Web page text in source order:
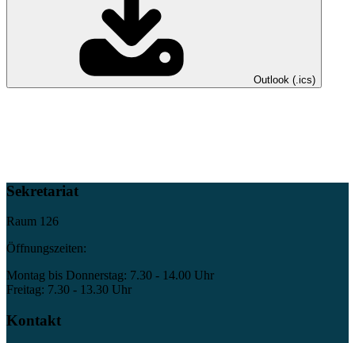
Outlook (.ics)
Sekretariat
Raum 126
Öffnungszeiten:
Montag bis Donnerstag: 7.30 - 14.00 Uhr
Freitag: 7.30 - 13.30 Uhr
Kontakt